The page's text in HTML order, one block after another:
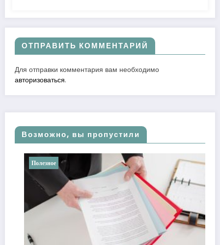
ОТПРАВИТЬ КОММЕНТАРИЙ
Для отправки комментария вам необходимо
авторизоваться.
Возможно, вы пропустили
Полезное